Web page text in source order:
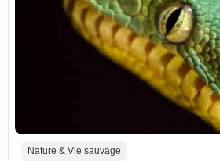
Nature & Vie sauvage